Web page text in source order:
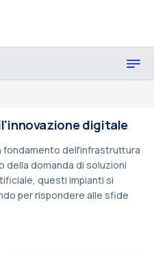
digitale
fondamento dell'infrastruttura
della domanda di soluzioni
questi impianti si
per rispondere alle sfide